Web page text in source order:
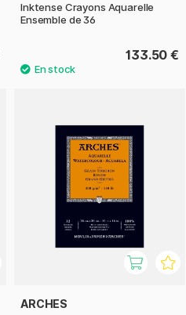
Inktense Crayons Aquarelle
Ensemble de 36
133.50 €
ARCHES